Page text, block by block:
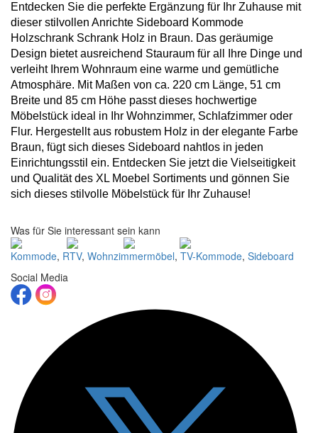
Entdecken Sie die perfekte Ergänzung für Ihr Zuhause mit
dieser stilvollen Anrichte Sideboard Kommode
Holzschrank Schrank Holz in Braun. Das geräumige
Design bietet ausreichend Stauraum für all Ihre Dinge und
verleiht Ihrem Wohnraum eine warme und gemütliche
Atmosphäre. Mit Maßen von ca. 220 cm Länge, 51 cm
Breite und 85 cm Höhe passt dieses hochwertige
Möbelstück ideal in Ihr Wohnzimmer, Schlafzimmer oder
Flur. Hergestellt aus robustem Holz in der elegante Farbe
Braun, fügt sich dieses Sideboard nahtlos in jeden
Einrichtungsstil ein. Entdecken Sie jetzt die Vielseitigkeit
und Qualität des XL Moebel Sortiments und gönnen Sie
sich dieses stilvolle Möbelstück für Ihr Zuhause!
Was für Sie interessant sein kann
Kommode, RTV, Wohnzimmermöbel, TV-Kommode, Sideboard
Social Media